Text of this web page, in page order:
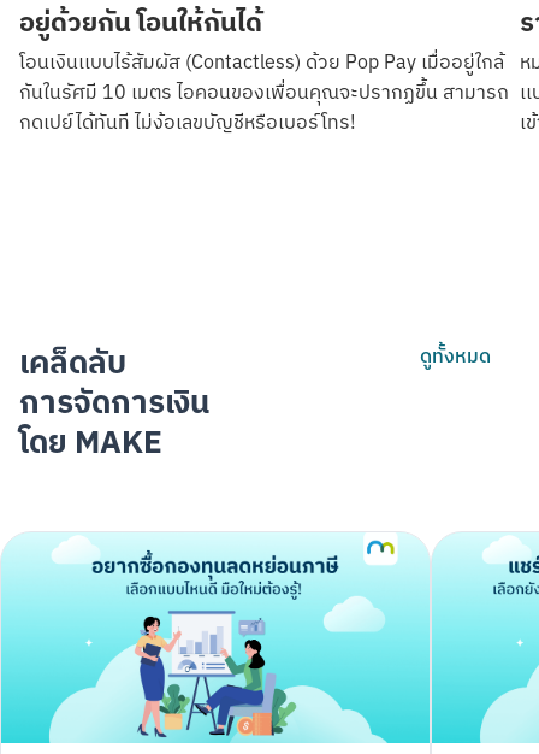
อยู่ด้วยกัน โอนให้กันได้
โอนเงินเเบบไร้สัมผัส (Contactless) ด้วย Pop Pay เมื่ออยู่ใกล้
กันในรัศมี 10 เมตร ไอคอนของเพื่อนคุณจะปรากฏขึ้น สามารถ
กดเปย์ได้ทันที ไม่ง้อเลขบัญชีหรือเบอร์โทร!
ห
เ
เ
เคล็ดลับ
การจัดการเงิน
โดย MAKE
ดูทั้งหมด